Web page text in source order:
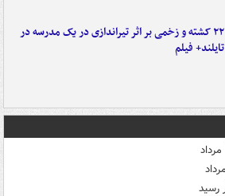
۲۲ کشته و زخمی بر اثر تیراندازی در یک مدرسه در
تایلند+ فیلم